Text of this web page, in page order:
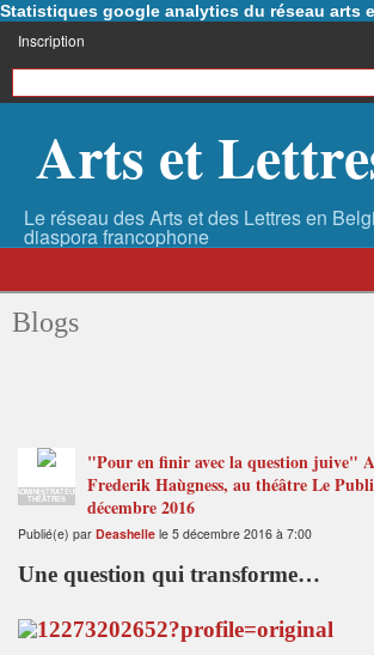
Statistiques google analytics du réseau arts
Inscription
Arts et
Blogs
ADMINISTRATEUR
THÉÂTRES
"Pour en finir avec la question juive"
Frederik Haùgness, au théâtre Le
décembre 2016
Publié(e) par Deashelle le 5 décembre 2016 à 7:00
Une question qui transforme…